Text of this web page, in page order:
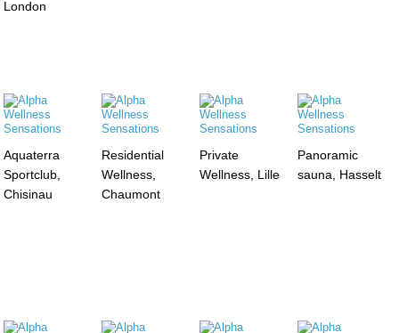
London
Aquaterra
Sportclub,
Chisinau
Residential
Wellness,
Chaumont
Private
Wellness, Lille
Panoramic
sauna, Hasselt